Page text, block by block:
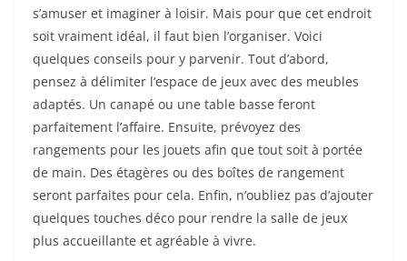
s’amuser et imaginer à loisir. Mais pour que cet endroit
soit vraiment idéal, il faut bien l’organiser. Voici
quelques conseils pour y parvenir. Tout d’abord,
pensez à délimiter l’espace de jeux avec des meubles
adaptés. Un canapé ou une table basse feront
parfaitement l’affaire. Ensuite, prévoyez des
rangements pour les jouets afin que tout soit à portée
de main. Des étagères ou des boîtes de rangement
seront parfaites pour cela. Enfin, n’oubliez pas d’ajouter
quelques touches déco pour rendre la salle de jeux
plus accueillante et agréable à vivre.